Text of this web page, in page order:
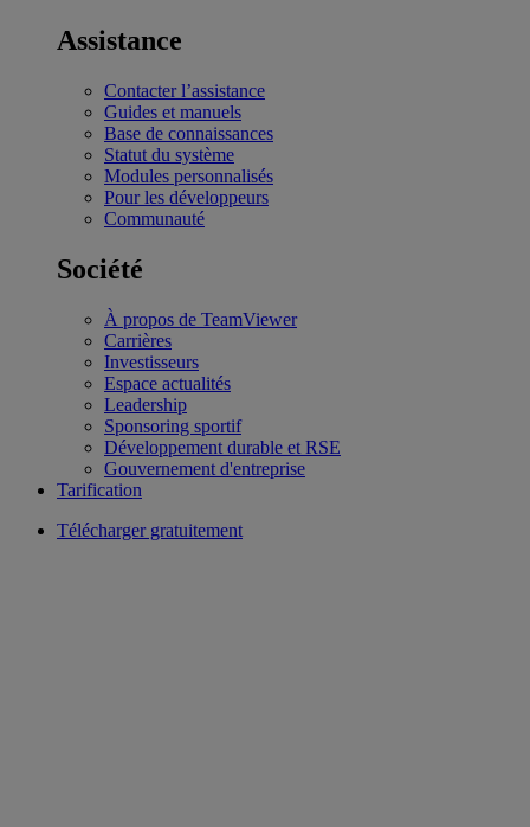
Assistance
Contacter l’assistance
Guides et manuels
Base de connaissances
Statut du système
Modules personnalisés
Pour les développeurs
Communauté
Société
À propos de TeamViewer
Carrières
Investisseurs
Espace actualités
Leadership
Sponsoring sportif
Développement durable et RSE
Gouvernement d'entreprise
Tarification
Télécharger gratuitement